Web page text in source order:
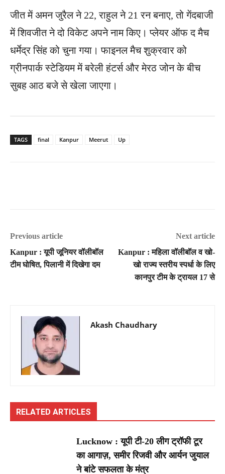
जीत में अमन जुरैल ने 22, राहुल ने 21 रन बनाए, तो गेंदबाजी
में शिवजीत ने दो विकेट अपने नाम किए। प्लेयर ऑफ द मैच
धर्मेद्र सिंह को चुना गया। फाइनल मैच शुक्रवार को
ग्रीनपार्क स्टेडियम में बरेली हंटर्स और मेरठ जोन के बीच
सुबह आठ बजे से खेला जाएगा।
TAGS final Kanpur Meerut Up
Previous article
Kanpur : यूपी जूनियर वॉलीबॉल
टीम घोषित, पिलानी में दिखेगा दम
Next article
Kanpur : महिला वॉलीबॉल व खो-
खो राज्य स्तरीय स्पर्धा के लिए
कानपुर टीम के ट्रायल 17 से
Akash Chaudhary
RELATED ARTICLES
Lucknow : यूपी टी-20 लीग ट्रॉफी टूर
का आगाज़, समीर रिजवी और आर्यन जुयाल
ने बांटे सफलता के मंत्र